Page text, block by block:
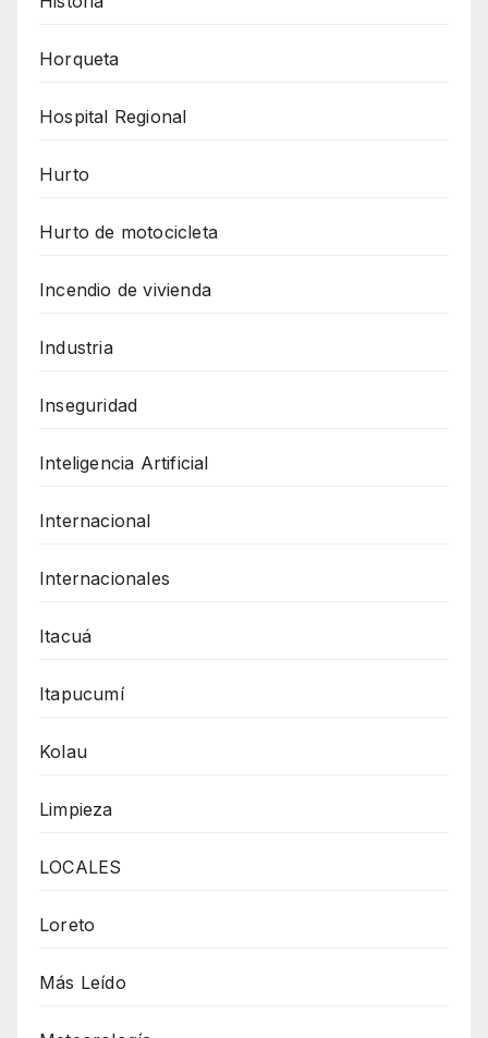
Horqueta
Hospital Regional
Hurto
Hurto de motocicleta
Incendio de vivienda
Industria
Inseguridad
Inteligencia Artificial
Internacional
Internacionales
Itacuá
Itapucumí
Kolau
Limpieza
LOCALES
Loreto
Más Leído